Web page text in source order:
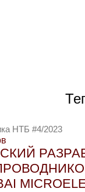
НТБ #4/2023